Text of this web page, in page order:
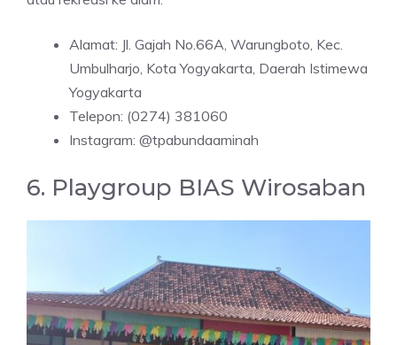
Alamat: Jl. Gajah No.66A, Warungboto, Kec.
Umbulharjo, Kota Yogyakarta, Daerah Istimewa
Yogyakarta
Telepon: (0274) 381060
Instagram: @tpabundaaminah
6. Playgroup BIAS Wirosaban